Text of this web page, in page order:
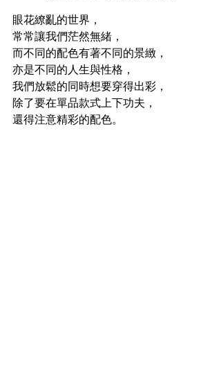
眼花繚亂的世界，
常常讓我們茫然無緒，
而不同的配色有著不同的景緻，
亦是不同的人生與性格，
我們放鬆的同時想要穿得出彩，
除了要在單品款式上下功夫，
還得注意精彩的配色。